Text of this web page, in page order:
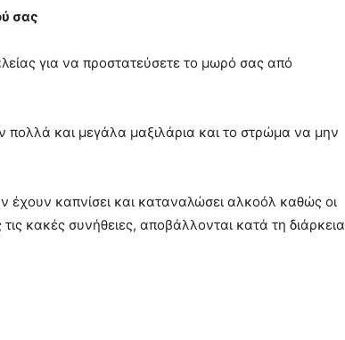
σας
για να προστατεύσετε το μωρό σας από
πολλά και μεγάλα μαξιλάρια και το στρώμα να μην
έχουν καπνίσει και καταναλώσει αλκοόλ καθώς οι
κακές συνήθειες, αποβάλλονται κατά τη διάρκεια